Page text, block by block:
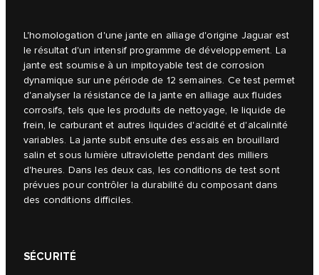
L'homologation d'une jante en alliage d'origine Jaguar est
le résultat d'un intensif programme de développement. La
jante est soumise à un impitoyable test de corrosion
dynamique sur une période de 12 semaines. Ce test permet
d'analyser la résistance de la jante en alliage aux fluides
corrosifs, tels que les produits de nettoyage, le liquide de
frein, le carburant et autres liquides d'acidité et d'alcalinité
variables. La jante subit ensuite des essais en brouillard
salin et sous lumière ultraviolette pendant des milliers
d'heures. Dans les deux cas, les conditions de test sont
prévues pour contrôler la durabilité du composant dans
des conditions difficiles.
SÉCURITÉ